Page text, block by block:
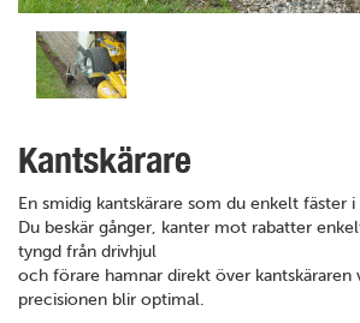
Kantskärare
En smidig kantskärare som du enkelt fäster
Du beskär gånger, kanter mot rabatter
tyngd från drivhjul
och förare hamnar direkt över kantskäraren
precisionen blir optimal.